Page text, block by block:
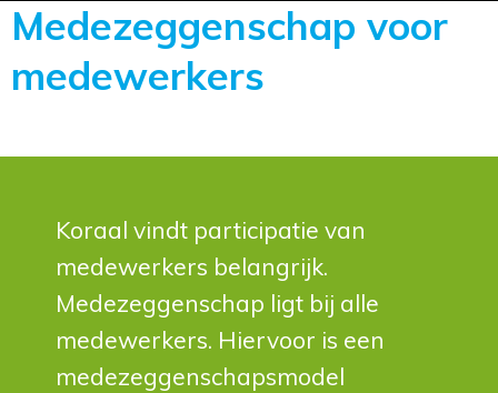
Medezeggenschap voor
medewerkers
Koraal vindt participatie van
medewerkers belangrijk.
Medezeggenschap ligt bij alle
medewerkers. Hiervoor is een
medezeggenschapsmodel